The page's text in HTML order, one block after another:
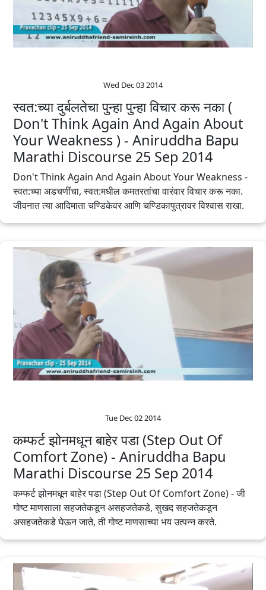
Wed Dec 03 2014
स्वत:च्या दुर्बलतेचा पुन्हा पुन्हा विचार करू नका (
Don't Think Again And Again About
Your Weakness ) - Aniruddha Bapu
Marathi Discourse 25 Sep 2014
Don't Think Again And Again About Your Weakness -
स्वत:च्या अडचणींचा, स्वत:मधील कमतरतांचा वारंवार विचार करू नका.
जीवनात त्या आदिमाता चण्डिकेवर आणि चण्डिकापुत्रावर विश्वास राखा.
Tue Dec 02 2014
कम्फर्ट झोनमधून बाहेर पडा (Step Out Of
Comfort Zone) - Aniruddha Bapu
Marathi Discourse 25 Sep 2014
कम्फर्ट झोनमधून बाहेर पडा (Step Out Of Comfort Zone) - जी
गोष्ट माणसाला सहजतेकडून असहजतेकडे, सुखद सहजतेकडून
असहजतेकडे घेऊन जाते, ती गोष्ट माणसाच्या भय उत्पन्न करते.